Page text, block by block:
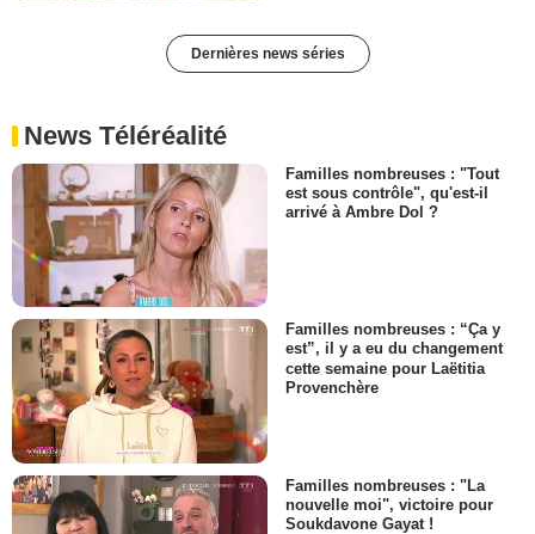
Dernières news séries
News Téléréalité
Familles nombreuses : "Tout
est sous contrôle", qu'est-il
arrivé à Ambre Dol ?
Familles nombreuses : “Ça y
est”, il y a eu du changement
cette semaine pour Laëtitia
Provenchère
Familles nombreuses : "La
nouvelle moi", victoire pour
Soukdavone Gayat !